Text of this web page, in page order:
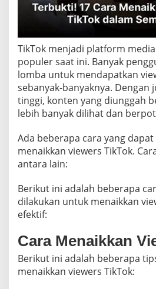
T
i
T
o
k
TikTok menjadi platform
populer saat ini. Banyak
lomba untuk mendapatkan
sebanyak-banyaknya. Dengan
tinggi, konten yang diunggah
lebih banyak dilihat dan
Ada beberapa cara yang
menaikkan viewers TikTok.
antara lain:
Berikut ini adalah beberapa
dilakukan untuk menaikkan
efektif:
Cara Menaikkan
Berikut ini adalah beberapa
menaikkan viewers TikTok: